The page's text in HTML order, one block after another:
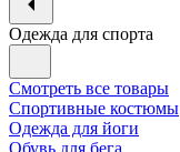
Одежда для спорта
Смотреть все товары
Спортивные костюмы
Одежда для йоги